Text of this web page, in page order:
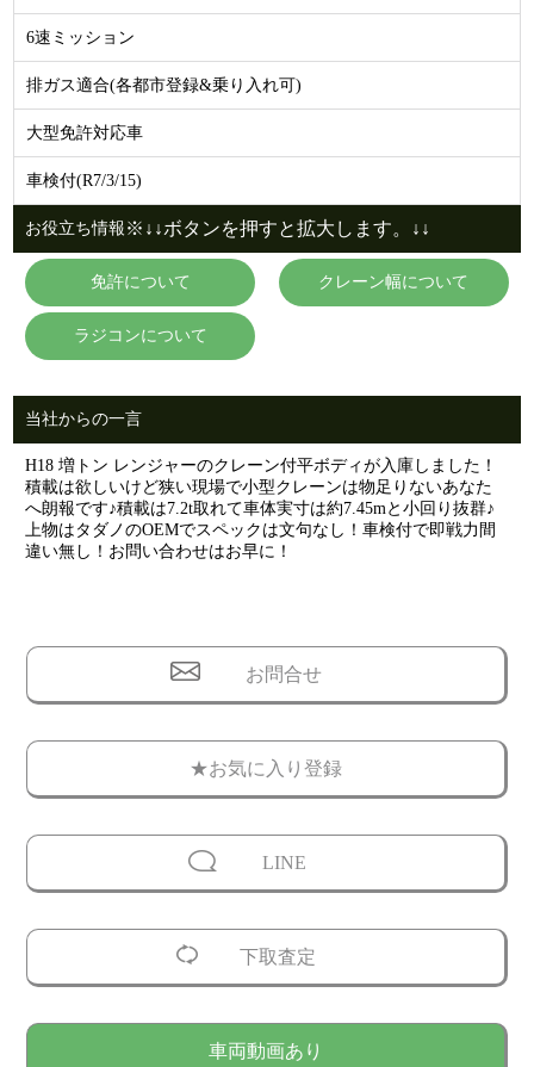
6速ミッション
排ガス適合(各都市登録&乗り入れ可)
大型免許対応車
車検付(R7/3/15)
お役立ち情報 ※↓↓ボタンを押すと拡大します。↓↓
免許について クレーン幅について
ラジコンについて
当社からの一言
H18 増トン レンジャーのクレーン付平ボディが入庫しました！
積載は欲しいけど狭い現場で小型クレーンは物足りないあなた
へ朗報です♪積載は7.2t取れて車体実寸は約7.45mと小回り抜群♪
上物はタダノのOEMでスペックは文句なし！車検付で即戦力間
違い無し！お問い合わせはお早に！
お問合せ
★お気に入り登録
LINE
下取査定
車両動画あり